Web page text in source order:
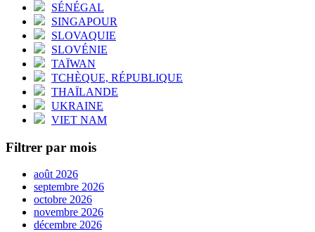
SÉNÉGAL
SINGAPOUR
SLOVAQUIE
SLOVÉNIE
TAÏWAN
TCHÈQUE, RÉPUBLIQUE
THAÏLANDE
UKRAINE
VIET NAM
Filtrer par mois
août 2026
septembre 2026
octobre 2026
novembre 2026
décembre 2026